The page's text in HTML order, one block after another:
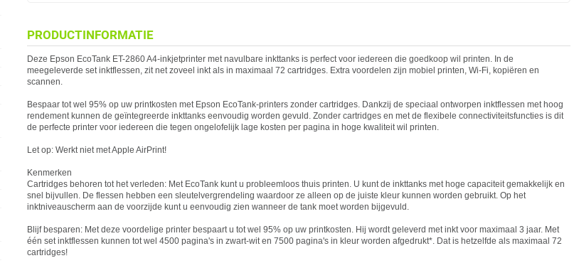
PRODUCTINFORMATIE
Deze Epson EcoTank ET-2860 A4-inkjetprinter met navulbare inkttanks is perfect voor iedereen die goedkoop wil printen. In de
meegeleverde set inktflessen, zit net zoveel inkt als in maximaal 72 cartridges. Extra voordelen zijn mobiel printen, Wi-Fi, kopiëren en
scannen.
Bespaar tot wel 95% op uw printkosten met Epson EcoTank-printers zonder cartridges. Dankzij de speciaal ontworpen inktflessen met hoog
rendement kunnen de geïntegreerde inkttanks eenvoudig worden gevuld. Zonder cartridges en met de flexibele connectiviteitsfuncties is dit
de perfecte printer voor iedereen die tegen ongelofelijk lage kosten per pagina in hoge kwaliteit wil printen.
Let op: Werkt niet met Apple AirPrint!
Kenmerken
Cartridges behoren tot het verleden: Met EcoTank kunt u probleemloos thuis printen. U kunt de inkttanks met hoge capaciteit gemakkelijk en
snel bijvullen. De flessen hebben een sleutelvergrendeling waardoor ze alleen op de juiste kleur kunnen worden gebruikt. Op het
inktniveauscherm aan de voorzijde kunt u eenvoudig zien wanneer de tank moet worden bijgevuld.
Blijf besparen: Met deze voordelige printer bespaart u tot wel 95% op uw printkosten. Hij wordt geleverd met inkt voor maximaal 3 jaar. Met
één set inktflessen kunnen tot wel 4500 pagina's in zwart-wit en 7500 pagina's in kleur worden afgedrukt*. Dat is hetzelfde als maximaal 72
cartridges!